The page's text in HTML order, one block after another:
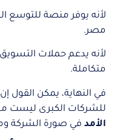
لأنه يوفر منصة للتوسع
مصر.
لأنه يدعم حملات
متكاملة.
في النهاية، يمكن القول إن
للشركات الكبرى ليست
الأمد في صورة الشركة